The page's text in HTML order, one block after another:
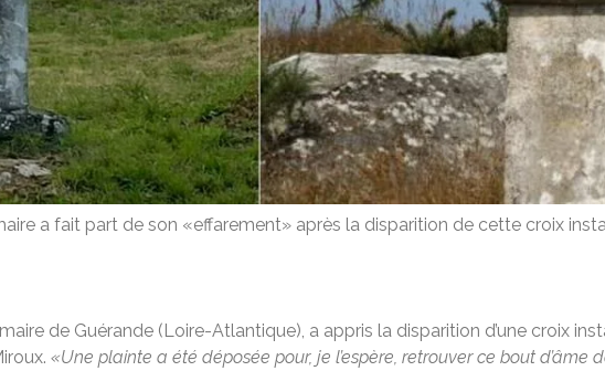
a fait part de son «effarement» après la disparition de cette croix
de Guérande (Loire-Atlantique), a appris la disparition d’une croix
«Une plainte a été déposée pour, je l’espère, retrouver ce bout d’âme